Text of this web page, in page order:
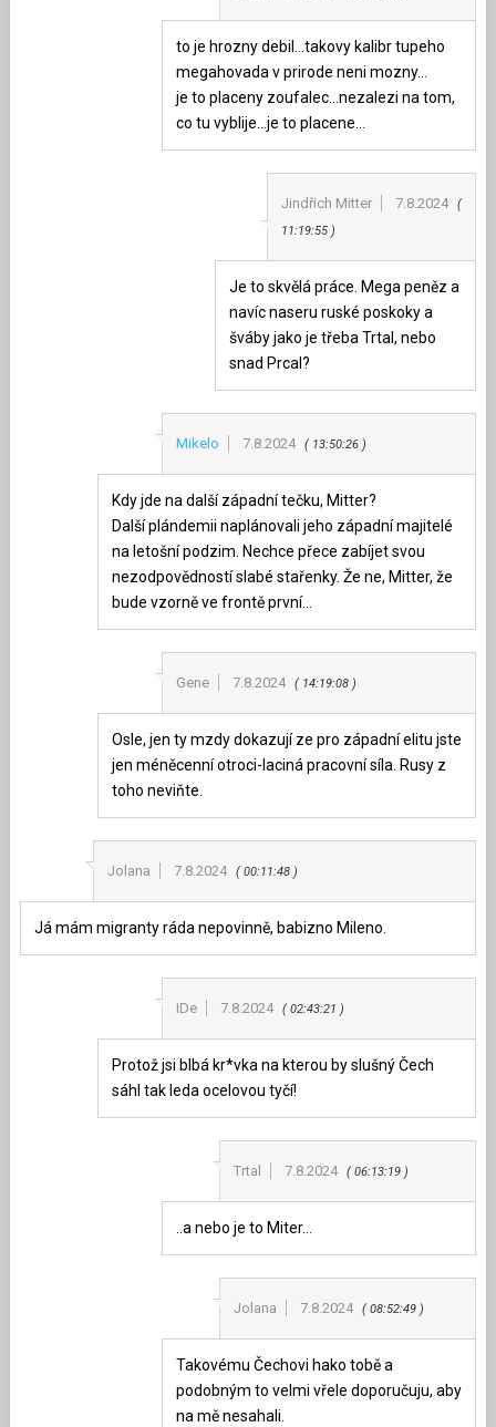
to je hrozny debil…takovy kalibr tupeho
megahovada v prirode neni mozny…
je to placeny zoufalec…nezalezi na tom,
co tu vyblije…je to placene…
Jindřich Mitter 7.8.2024
11:19:55
Je to skvělá práce. Mega peněz a
navíc naseru ruské poskoky a
šváby jako je třeba Trtal, nebo
snad Prcal?
Mikelo 7.8.2024 13:50:26
Kdy jde na další západní tečku, Mitter?
Další plándemii naplánovali jeho západní majitelé
na letošní podzim. Nechce přece zabíjet svou
nezodpovědností slabé stařenky. Že ne, Mitter, že
bude vzorně ve frontě první…
Gene 7.8.2024 14:19:08
Osle, jen ty mzdy dokazují ze pro západní elitu jste
jen méněcenní otroci-laciná pracovní síla. Rusy z
toho neviňte.
Jolana 7.8.2024 00:11:48
Já mám migranty ráda nepovinně, babizno Mileno.
IDe 7.8.2024 02:43:21
Protož jsi blbá kr*vka na kterou by slušný Čech
sáhl tak leda ocelovou tyčí!
Trtal 7.8.2024 06:13:19
..a nebo je to Miter…
Jolana 7.8.2024 08:52:49
Takovému Čechovi hako tobě a
podobným to velmi vřele doporučuju, aby
na mě nesahali.